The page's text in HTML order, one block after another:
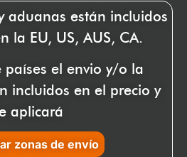
aduanas están incluidos
la EU, US, AUS, CA.
países el envio y/o la
incluidos en el precio y
aplicará
zonas de envío